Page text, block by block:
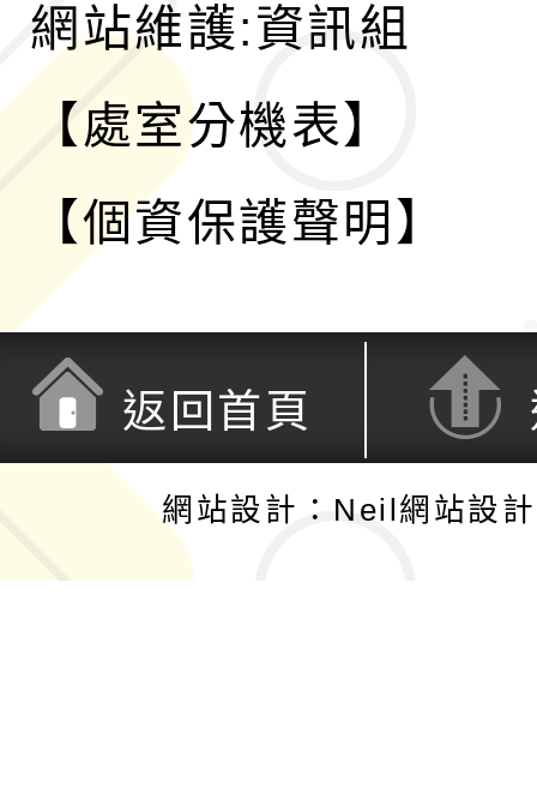
網站維護:資訊組
【處室分機表】
【個資保護聲明】
返回首頁
網站設計：Neil網站設